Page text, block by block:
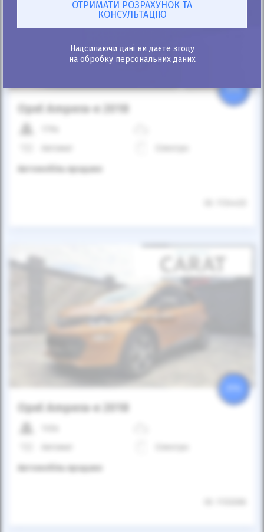
Автомобіль продано
25%
Opel Ampera-e 2018
Автомобіль продано
Автомобіль продано
Opel Ampera-e 2018
Автомобіль продано
Надсилаючи дані ви даєте згоду
на обробку персональних даних